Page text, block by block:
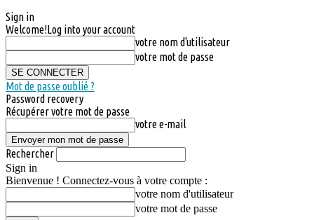
Sign in
Welcome!Log into your account
votre nom d'utilisateur
votre mot de passe
Mot de passe oublié ?
Password recovery
Récupérer votre mot de passe
votre e-mail
Rechercher
Sign in
Bienvenue ! Connectez-vous à votre compte :
votre nom d'utilisateur
votre mot de passe